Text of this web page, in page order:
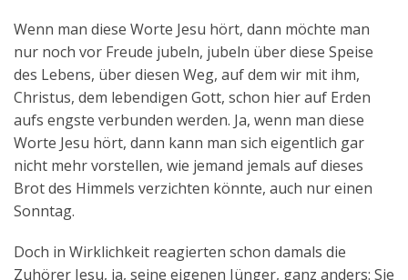
Wenn man diese Worte Jesu hört, dann möchte man
nur noch vor Freude jubeln, jubeln über diese Speise
des Lebens, über diesen Weg, auf dem wir mit ihm,
Christus, dem lebendigen Gott, schon hier auf Erden
aufs engste verbunden werden. Ja, wenn man diese
Worte Jesu hört, dann kann man sich eigentlich gar
nicht mehr vorstellen, wie jemand jemals auf dieses
Brot des Himmels verzichten könnte, auch nur einen
Sonntag.
Doch in Wirklichkeit reagierten schon damals die
Zuhörer Jesu, ja, seine eigenen Jünger, ganz anders: Sie